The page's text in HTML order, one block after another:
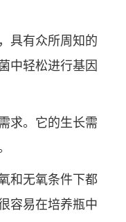
具有众所周知的
中轻松进行基因
求。它的生长需
和无氧条件下都
容易在培养瓶中